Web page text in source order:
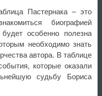
Пастернака – это
биографией
особенно полезна
необходимо знать
автора. В таблице
которые оказали
судьбу Бориса